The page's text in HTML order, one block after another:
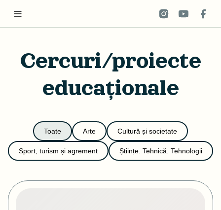
Cercuri/proiecte
educaționale
Toate Arte Cultură și societate
Sport, turism și agrement Științe. Tehnică. Tehnologii